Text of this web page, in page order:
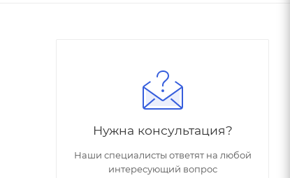
Нужна консультация?
Наши специалисты ответят на любой
интересующий вопрос